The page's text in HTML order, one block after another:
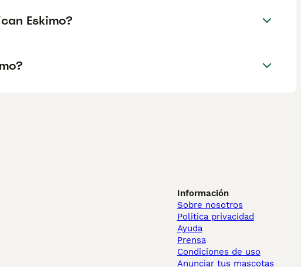
Eskimo?
Información
Sobre nosotros
Politica privacidad
Ayuda
Prensa
Condiciones de uso
Anunciar tus mascotas